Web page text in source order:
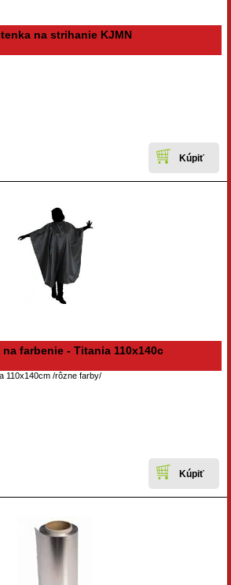
na strihanie KJMN
na farbenie - Titania 110x140c
110x140cm /rôzne farby/